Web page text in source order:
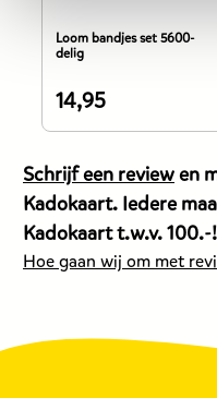
Loom bandjes set 5600-
delig
De
prijs
van
dit
product
is
14,95
14,95
Schrijf een reviewen
Kadokaart. Iedere
Kadokaart t.w.v. 100.-!
Hoe gaan wij om met